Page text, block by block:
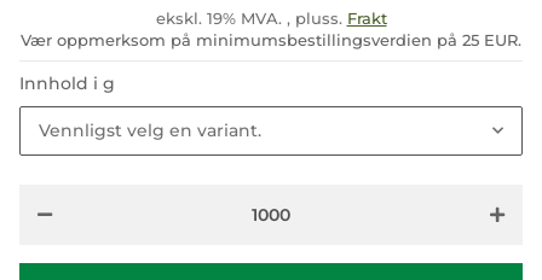
ekskl. 19% MVA. , pluss. Frakt
Vær oppmerksom på minimumsbestillingsverdien på 25 EUR.
Innhold i g
Vennligst velg en variant.